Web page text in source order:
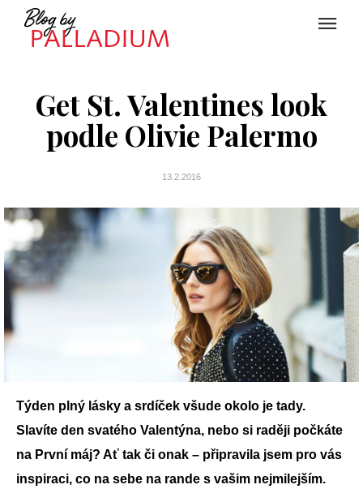
Get St. Valentines look
podle Olivie Palermo
13.2.2016
Týden plný lásky a srdíček všude okolo je tady.
Slavíte den svatého Valentýna, nebo si raději počkáte
na První máj? Ať tak či onak – připravila jsem pro vás
inspiraci, co na sebe na rande s vašim nejmilejším.